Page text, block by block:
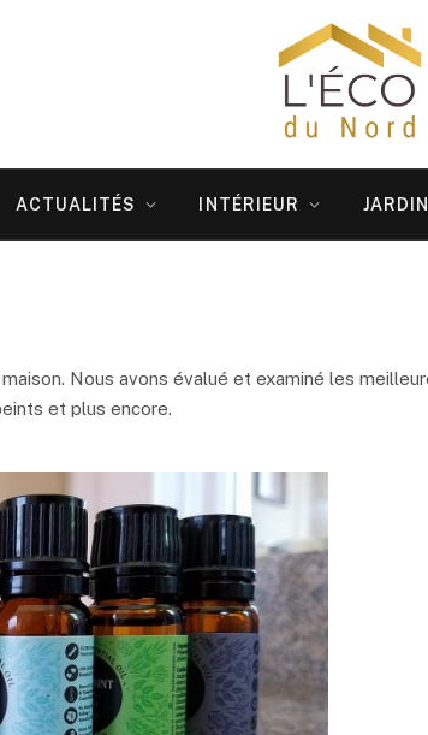
ACTUALITÉS INTÉRIEUR JARDIN
Nous avons évalué et examiné les
et plus encore.